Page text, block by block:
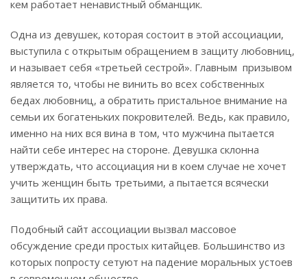
кем работает ненавистный обманщик.
Одна из девушек, которая состоит в этой ассоциации,
выступила с открытым обращением в защиту любовниц,
и называет себя «третьей сестрой». Главным призывом
является то, чтобы не винить во всех собственных
бедах любовниц, а обратить пристальное внимание на
семьи их богатеньких покровителей. Ведь, как правило,
именно на них вся вина в том, что мужчина пытается
найти себе интерес на стороне. Девушка склонна
утверждать, что ассоциация ни в коем случае не хочет
учить женщин быть третьими, а пытается всячески
защитить их права.
Подобный сайт ассоциации вызвал массовое
обсуждение среди простых китайцев. Большинство из
которых попросту сетуют на падение моральных устоев